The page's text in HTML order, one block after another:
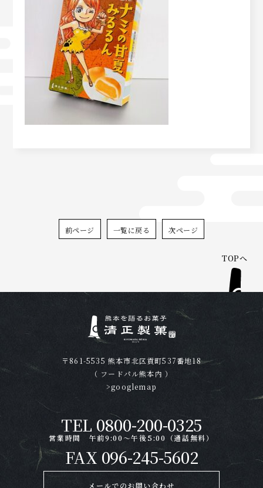
前ページ 一覧に戻る 次ページ
TOPへ
熊本を語るお菓子 清
〒861-5535 熊本市北区貢町537番地18
（ フードパル熊本内 ）
>googlemap
TEL 0800-200-0325
営業時間 午前9:00〜午後5:00（通話無料）
FAX 096-245-5602
メールでのお問い合わせ